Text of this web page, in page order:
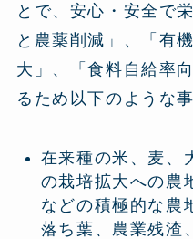
とで、安心・安全で
と農薬削減」、「有
大」、「食料自給率
るため以下のような
在来種の米、麦、
の栽培拡大への農
などの積極的な農
落ち葉、農業残渣